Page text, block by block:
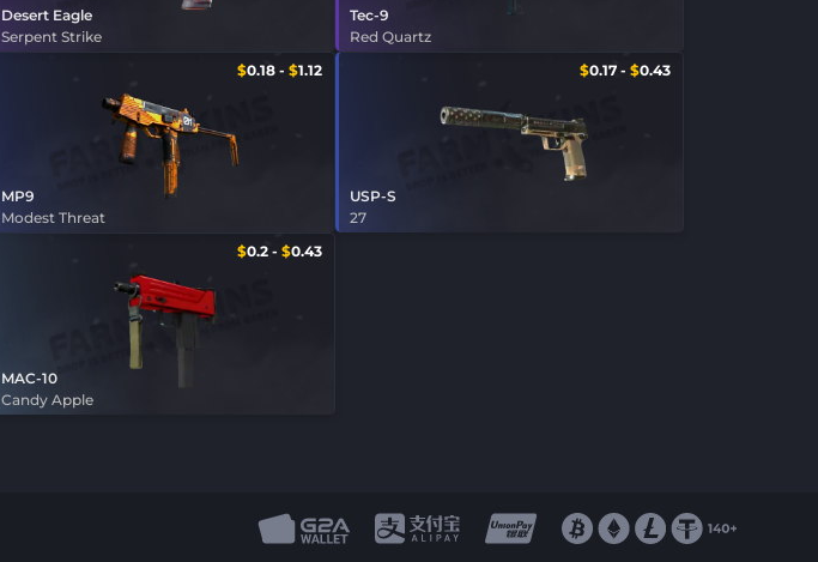
Desert Eagle
Serpent Strike
Tec-9
Red Quartz
$0.18- $1.12
MP9
Modest Threat
$0.17 - $0.43
USP-S
27
$0.2- $0.43
MAC-10
Candy Apple